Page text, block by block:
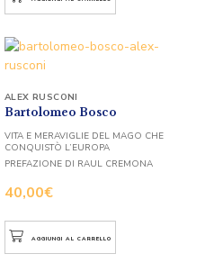
Bartolomeo Bosco
40,00€
ALEX RUSCONI
VITA E MERAVIGLIE DEL MAGO CHE
CONQUISTÒ L’EUROPA
PREFAZIONE DI RAUL CREMONA
AGGIUNGI AL CARRELLO